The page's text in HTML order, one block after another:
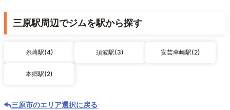
三原駅周辺でジムを駅から探す
糸崎駅(4) 須波駅(3) 安芸幸崎駅(2)
本郷駅(2)
三原市のエリア選択に戻る